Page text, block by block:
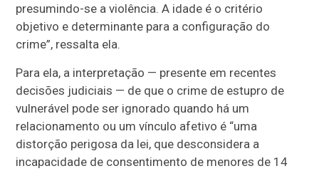
presumindo-se a violência. A idade é o critério
objetivo e determinante para a configuração do
crime”, ressalta ela.
Para ela, a interpretação — presente em recentes
decisões judiciais — de que o crime de estupro de
vulnerável pode ser ignorado quando há um
relacionamento ou um vínculo afetivo é “uma
distorção perigosa da lei, que desconsidera a
incapacidade de consentimento de menores de 14